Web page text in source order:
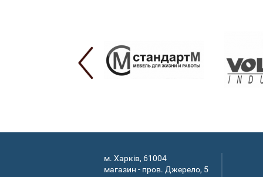
м. Харків, 61004
магазин - пров. Джерело, 5